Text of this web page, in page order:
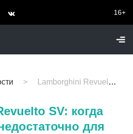
16+
Lamborghini Revuelto SV: когда 1000 л.с. уже недостаточно для покорения Нюрбургринга
SV: когда
для